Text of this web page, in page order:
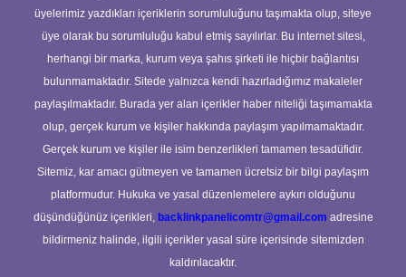
üyelerimiz yazdıkları içeriklerin sorumluluğunu taşımakta olup, siteye
üye olarak bu sorumluluğu kabul etmiş sayılırlar. Bu internet sitesi,
herhangi bir marka, kurum veya şahıs şirketi ile hiçbir bağlantısı
bulunmamaktadır. Sitede yalnızca kendi hazırladığımız makaleler
paylaşılmaktadır. Burada yer alan içerikler haber niteliği taşımamakta
olup, gerçek kurum ve kişiler hakkında paylaşım yapılmamaktadır.
Gerçek kurum ve kişiler ile isim benzerlikleri tamamen tesadüfidir.
Sitemiz, kar amacı gütmeyen ve tamamen ücretsiz bir bilgi paylaşım
platformudur. Hukuka ve yasal düzenlemelere aykırı olduğunu
düşündüğünüz içerikleri, backlinkpanelicomtr@gmail.com adresine
bildirmeniz halinde, ilgili içerikler yasal süre içerisinde sitemizden
kaldırılacaktır.